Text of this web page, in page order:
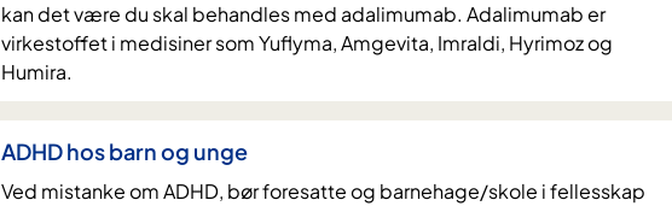
kan det være du skal behandles med adalimumab. Adalimumab er
virkestoffet i medisiner som Yuflyma, Amgevita, Imraldi, Hyrimoz og
Humira.
ADHD hos barn og unge
Ved mistanke om ADHD, bør foresatte og barnehage/skole i fellesskap